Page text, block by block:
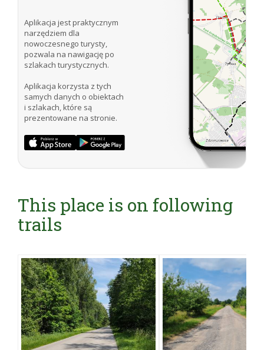
Aplikacja jest praktycznym
narzędziem dla
nowoczesnego turysty,
pozwala na nawigację po
szlakach turystycznych.
Aplikacja korzysta z tych
samych danych o obiektach
i szlakach, które są
prezentowane na stronie.
This place is on following
trails